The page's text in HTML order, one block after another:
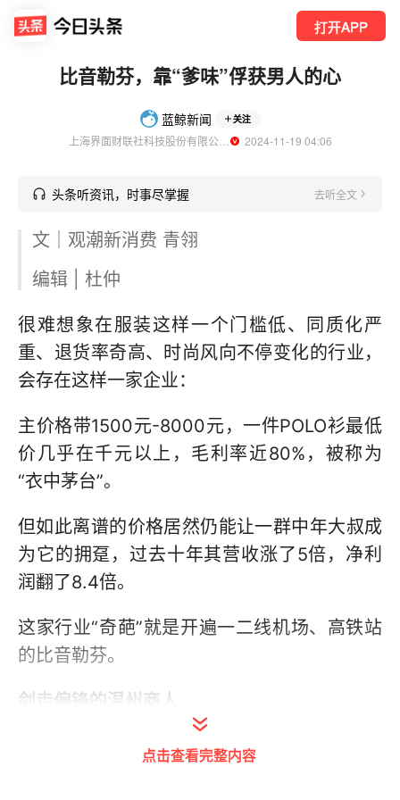
打开APP
比音勒芬，靠“爹味”俘获男人的心
蓝鲸新闻 关注
上海界面财联社科技股份有限公司旗下账号
  2024-11-19 04:06
头条听资讯，时事尽掌握 去听全文
文｜观潮新消费 青翎
编辑 | 杜仲
很难想象在服装这样一个门槛低、同质化严
重、退货率奇高、时尚风向不停变化的行业，
会存在这样一家企业：
主价格带1500元-8000元，一件POLO衫最低
价几乎在千元以上，毛利率近80%，被称为
“衣中茅台”。
但如此离谱的价格居然仍能让一群中年大叔成
为它的拥趸，过去十年其营收涨了5倍，净利
润翻了8.4倍。
这家行业“奇葩”就是开遍一二线机场、高铁站
的比音勒芬。
剑走偏锋的温州商人
温州，中国现代商业的沃土，走出了一批服装
点击查看完整内容